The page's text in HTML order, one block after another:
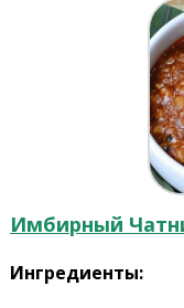
Имбирный
Ингредиенты: